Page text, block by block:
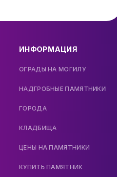
ИНФОРМАЦИЯ
ОГРАДЫ НА МОГИЛУ
НАДГРОБНЫЕ ПАМЯТНИКИ
ГОРОДА
КЛАДБИЩА
ЦЕНЫ НА ПАМЯТНИКИ
КУПИТЬ ПАМЯТНИК